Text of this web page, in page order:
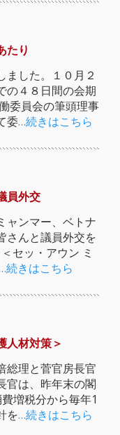
たり
ました。１０月２
の４８日間の会期
委員会の筆頭理事
委…続きはこちら
員外交
ャンマー、ベトナ
さんと議員外交を
セッ・アウン ミ
続きはこちら
人材対策＞
総理と菅官房長官
官は、昨年末の閣
増税分から毎年1
を…続きはこちら